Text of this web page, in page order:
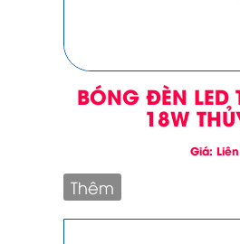
BÓNG ĐÈN LED
18W
Giá:
Thêm